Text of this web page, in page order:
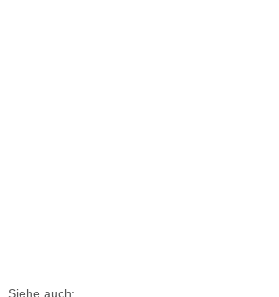
Siehe auch: